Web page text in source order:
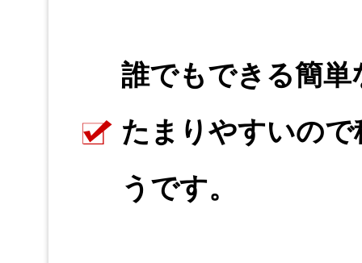
誰でもできる簡
たまりやすいの
うです。